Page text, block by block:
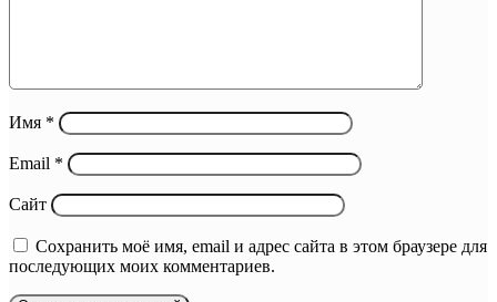
Имя *
Email *
Сайт
Сохранить моё имя, email и адрес сайта в этом браузере для
последующих моих комментариев.